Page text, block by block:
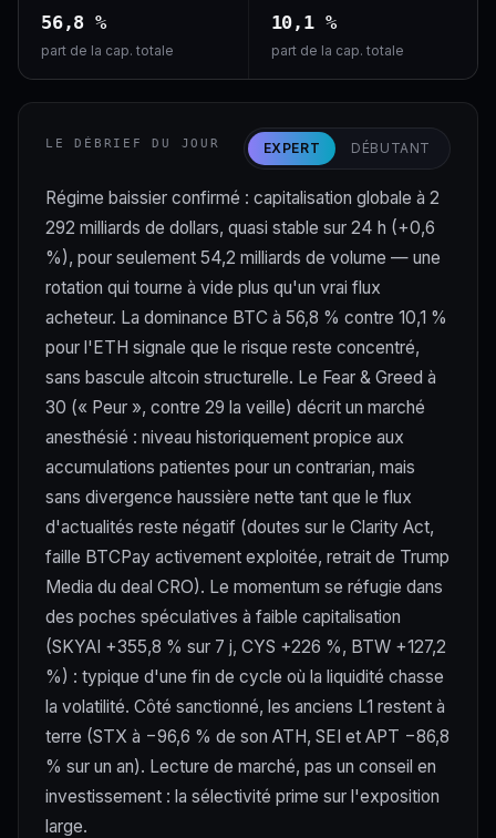
56,8 %
part de la cap. totale
10,1 %
part de la cap. totale
LE DÉBRIEF DU JOUR EXPERT DÉBUTANT
Régime baissier confirmé : capitalisation globale à 2
292 milliards de dollars, quasi stable sur 24 h (+0,6
%), pour seulement 54,2 milliards de volume — une
rotation qui tourne à vide plus qu'un vrai flux
acheteur. La dominance BTC à 56,8 % contre 10,1 %
pour l'ETH signale que le risque reste concentré,
sans bascule altcoin structurelle. Le Fear & Greed à
30 (« Peur », contre 29 la veille) décrit un marché
anesthésié : niveau historiquement propice aux
accumulations patientes pour un contrarian, mais
sans divergence haussière nette tant que le flux
d'actualités reste négatif (doutes sur le Clarity Act,
faille BTCPay activement exploitée, retrait de Trump
Media du deal CRO). Le momentum se réfugie dans
des poches spéculatives à faible capitalisation
(SKYAI +355,8 % sur 7 j, CYS +226 %, BTW +127,2
%) : typique d'une fin de cycle où la liquidité chasse
la volatilité. Côté sanctionné, les anciens L1 restent à
terre (STX à −96,6 % de son ATH, SEI et APT −86,8
% sur un an). Lecture de marché, pas un conseil en
investissement : la sélectivité prime sur l'exposition
large.